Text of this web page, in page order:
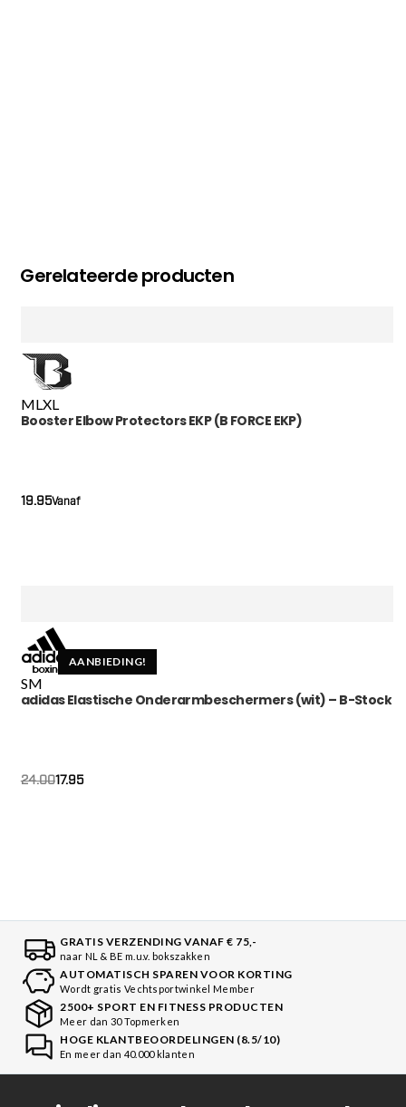
Gerelateerde producten
ML XL
Booster Elbow Protectors EKP (B FORCE EKP)
Vanaf
19.95
AANBIEDING!
SM
adidas Elastische Onderarmbeschermers (wit) – B-Stock
24.0017.95
GRATIS VERZENDING VANAF € 75,-
naar NL & BE m.u.v. bokszakken
AUTOMATISCH SPAREN VOOR KORTING
Wordt gratis Vechtsportwinkel Member
2500+ SPORT EN FITNESS PRODUCTEN
Meer dan 30 Topmerken
HOGE KLANTBEOORDELINGEN (8.5/10)
En meer dan 40.000 klanten